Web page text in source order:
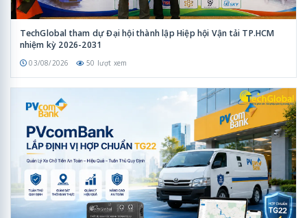
TechGlobal tham dự Đại hội thành lập Hiệp hội Vận tải TP.HCM
nhiệm kỳ 2026-2031
03/08/2026 50 lượt xem